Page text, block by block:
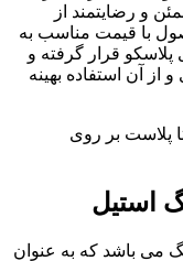
و رضایتمند از
با قیمت مناسب به
پلاسکو قرار گرفته و
از آن استفاده بهینه
پلاست بر روی
استیل
می باشد که به عنوان